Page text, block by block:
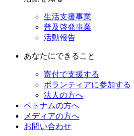
生活支援事業
普及啓発事業
活動報告
あなたにできること
寄付で支援する
ボランティアに参加する
法人の方へ
ベトナムの方へ
メディアの方へ
お問い合わせ